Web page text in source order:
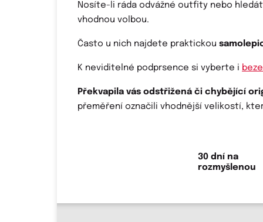
Nosíte-li ráda odvážné outfity nebo
vhodnou volbou.
Často u nich najdete praktickou
K neviditelné podprsence si vyberte i
Překvapila vás odstřižená či chybějící
přeměření označili vhodnější velikostí,
30 dní na
rozmyšlenou